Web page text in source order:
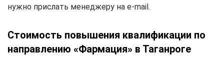
нужно прислать менеджеру на e-mail.
Стоимость повышения квалификации по
направлению «Фармация» в Таганроге